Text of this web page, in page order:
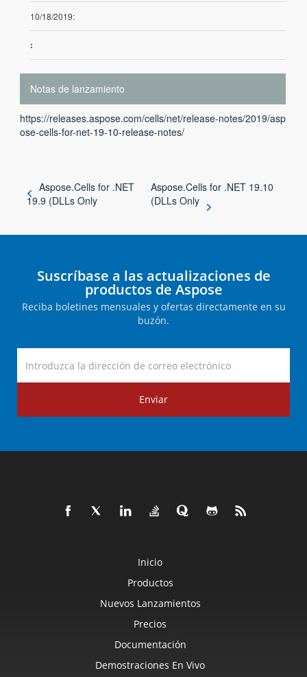
10/18/2019:
:
Notas de lanzamiento
https://releases.aspose.com/cells/net/release-notes/2019/asp
ose-cells-for-net-19-10-release-notes/
Aspose.Cells for .NET
19.9 (DLLs Only
Aspose.Cells for .NET 19.10
(DLLs Only
Suscríbase a las actualizaciones de
productos de Aspose
Reciba boletines mensuales y ofertas directamente en su
buzón.
Enviar
Inicio
Productos
Nuevos Lanzamientos
Precios
Documentación
Demostraciones En Vivo